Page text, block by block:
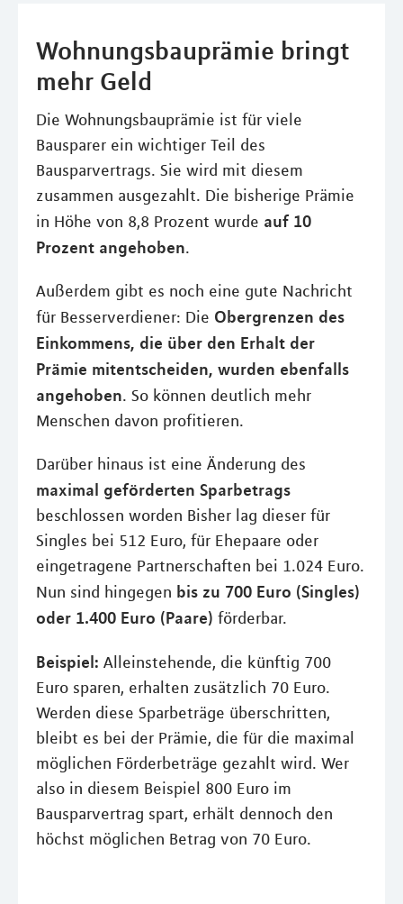
Wohnungsbauprämie bringt
mehr Geld
Die Wohnungsbauprämie ist für viele
Bausparer ein wichtiger Teil des
Bausparvertrags. Sie wird mit diesem
zusammen ausgezahlt. Die bisherige Prämie
in Höhe von 8,8 Prozent wurde auf 10
Prozent angehoben.
Außerdem gibt es noch eine gute Nachricht
für Besserverdiener: Die Obergrenzen des
Einkommens, die über den Erhalt der
Prämie mitentscheiden, wurden ebenfalls
angehoben. So können deutlich mehr
Menschen davon profitieren.
Darüber hinaus ist eine Änderung des
maximal geförderten Sparbetrags
beschlossen worden Bisher lag dieser für
Singles bei 512 Euro, für Ehepaare oder
eingetragene Partnerschaften bei 1.024 Euro.
Nun sind hingegen bis zu 700 Euro (Singles)
oder 1.400 Euro (Paare) förderbar.
Beispiel: Alleinstehende, die künftig 700
Euro sparen, erhalten zusätzlich 70 Euro.
Werden diese Sparbeträge überschritten,
bleibt es bei der Prämie, die für die maximal
möglichen Förderbeträge gezahlt wird. Wer
also in diesem Beispiel 800 Euro im
Bausparvertrag spart, erhält dennoch den
höchst möglichen Betrag von 70 Euro.